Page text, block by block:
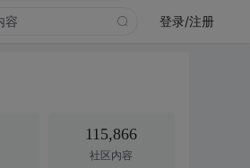
登录/注册
115,866
社区内容